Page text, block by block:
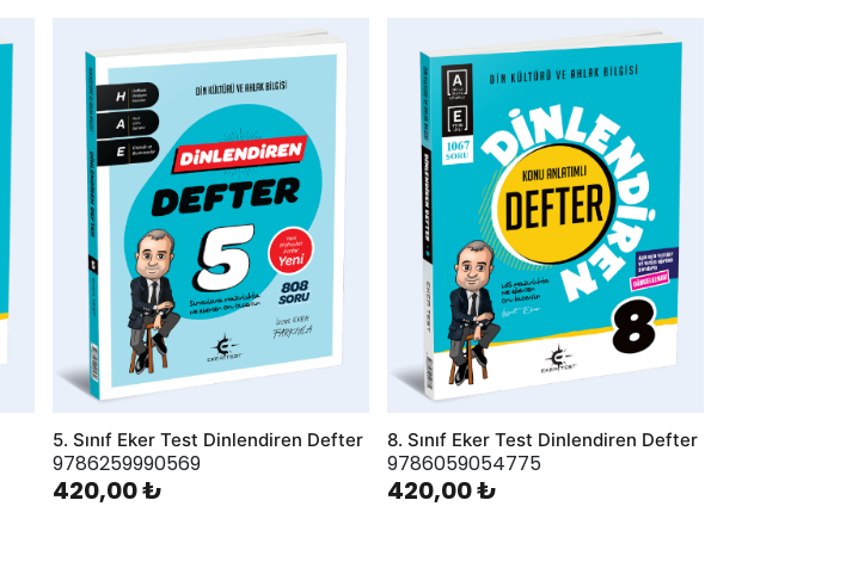
AddToWishlist
5. Sınıf Eker Test Dinlendiren Defter
9786259990569
420,00 ₺
AddToWishlist
8. Sınıf Eker Test Dinlendiren Defter
9786059054775
420,00 ₺